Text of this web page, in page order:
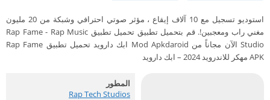
استوديو تسجيل مع 10 آلاف إيقاع ، مؤثر صوتي احترافي وشبكة من 20 مليون
مغني راب ومعجبين!. قم بتحميل تطبيق تحميل تطبيق Rap Fame - Rap Music
Studio الآن مجاناً من Mod Apkdaroid ابك دارويد تحميل تطبيق Rap Fame
APK مهكر للاندرويد 2024 – ابك دارويد
المطور
Rap Tech Studios‏